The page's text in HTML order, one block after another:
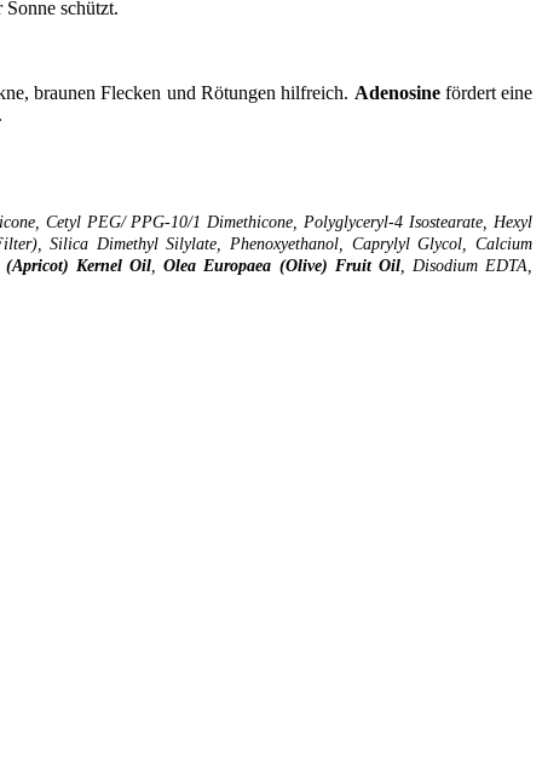
schützt.
braunen Flecken und Rötungen hilfreich. Adenosinefördert eine
Cetyl PEG/ PPG-10/1 Dimethicone, Polyglyceryl-4 Isostearate, Hexyl
Silica Dimethyl Silylate, Phenoxyethanol, Caprylyl Glycol, Calcium
(Apricot) Kernel Oil ,Olea Europaea (Olive) Fruit Oil, Disodium EDTA,